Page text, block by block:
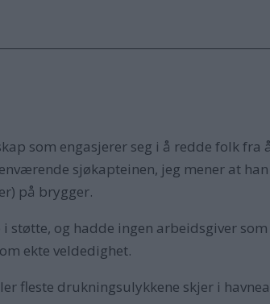
som engasjerer seg i å redde folk fra
sjøkapteinen, jeg mener at
på brygger.
støtte, og hadde ingen arbeidsgiver
ekte veldedighet.
fleste drukningsulykkene skjer i